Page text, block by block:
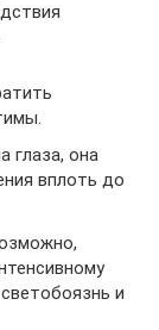
глаза, она
вплоть до
и